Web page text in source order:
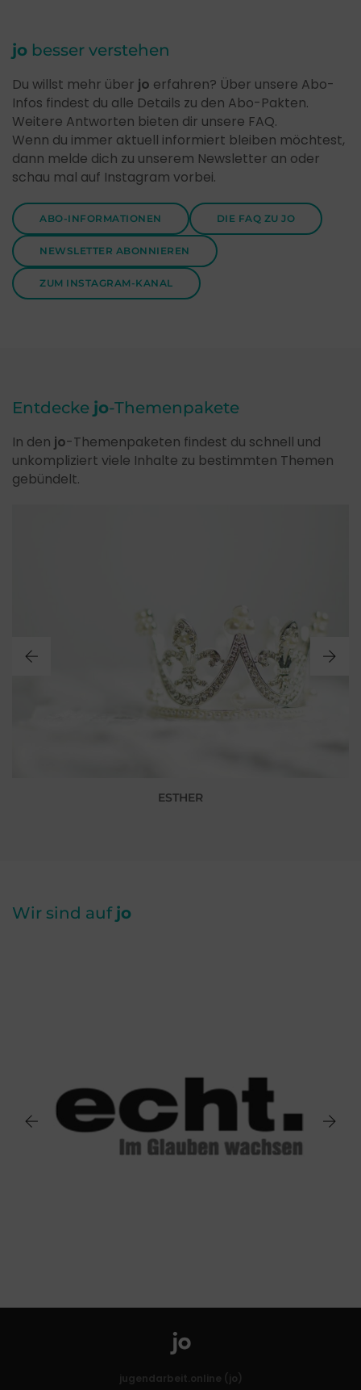
jo besser verstehen
Du willst mehr über jo erfahren? Über unsere Abo-
Infos findest du alle Details zu den Abo-Pakten.
Weitere Antworten bieten dir unsere FAQ.
Wenn du immer aktuell informiert bleiben möchtest,
dann melde dich zu unserem Newsletter an oder
schau mal auf Instagram vorbei.
ABO-INFORMATIONEN DIE FAQ ZU JO
NEWSLETTER ABONNIEREN
ZUM INSTAGRAM-KANAL
Entdecke jo-Themenpakete
In den jo-Themenpaketen findest du schnell und
unkompliziert viele Inhalte zu bestimmten Themen
gebündelt.
ESTHER
Wir sind auf jo
jugendarbeit.online (jo)